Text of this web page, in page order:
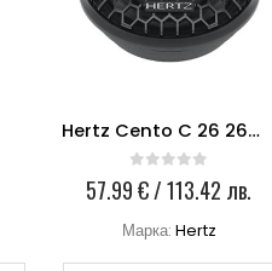
Hertz Cento C 26 26mm Tweeter
0 out of 5
57.99€/ 113.42 лв.
Марка: Hertz